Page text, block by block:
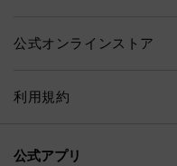
公式オンラインストア
利用規約
公式アプリ